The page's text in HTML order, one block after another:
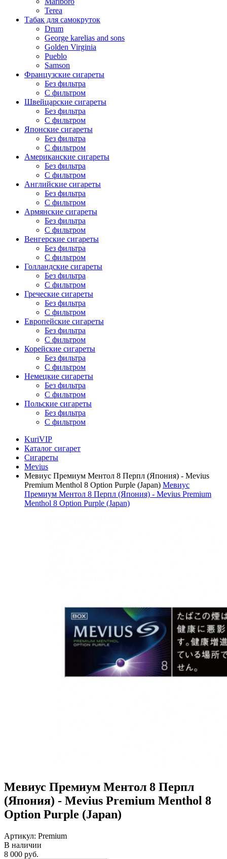
Terea
Табак для самокруток
Drum
George karelias and sons
Golden Virginia
Pueblo
Samson
Французские сигареты
Без фильтра
С фильтром
Швейцарские сигареты
Без фильтра
С фильтром
Японские сигареты
Без фильтра
С фильтром
Американские сигареты
Без фильтра
С фильтром
Английские сигареты
Без фильтра
С фильтром
Армянские сигареты
Без фильтра
С фильтром
Венгерские сигареты
Без фильтра
С фильтром
Голландские сигареты
Без фильтра
С фильтром
Греческие сигареты
Без фильтра
С фильтром
Европейские сигареты
Без фильтра
С фильтром
Корейские сигареты
Без фильтра
С фильтром
Немецкие сигареты
Без фильтра
С фильтром
Польские сигареты
Без фильтра
С фильтром
KuriVIP
Каталог сигарет
Сигареты
Mevius
Мевиус Премиум Ментол 8 Перпл (Япония) - Mevius
Premium Menthol 8 Option Purple (Japan) Мевиус
Премиум Ментол 8 Перпл (Япония) - Mevius Premium
Menthol 8 Option Purple (Japan)
Мевиус Премиум Ментол 8 Перпл
(Япония) - Mevius Premium Menthol 8
Option Purple (Japan)
Артикул: Premium
В наличии
8 000 руб.